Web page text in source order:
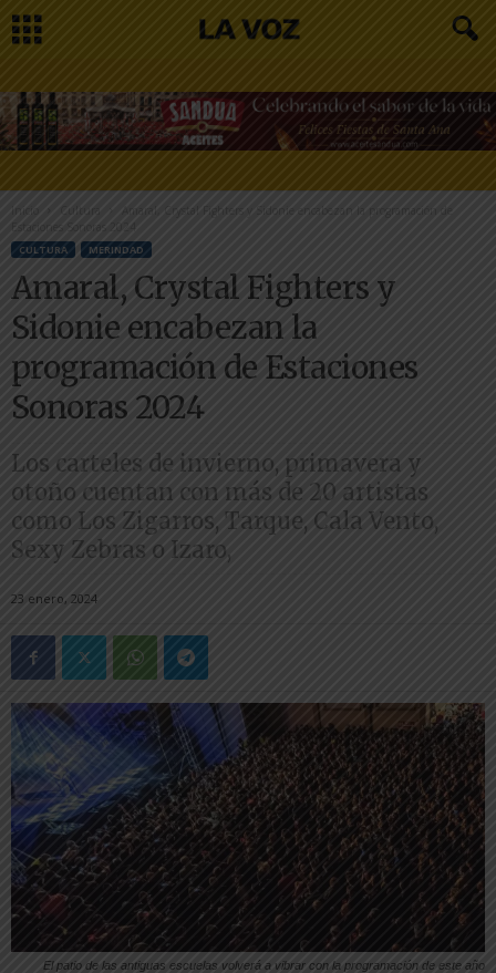
Inicio Cultura
Amaral, Crystal Fighters y Sidonie encabezan la programación de
Estaciones Sonoras 2024
CULTURA MERINDAD
Amaral, Crystal Fighters y
Sidonie encabezan la
programación de Estaciones
Sonoras 2024
Los carteles de invierno, primavera y
otoño cuentan con más de 20 artistas
como Los Zigarros, Tarque, Cala Vento,
Sexy Zebras o Izaro,
23 enero, 2024
El patio de las antiguas escuelas volverá a vibrar con la programación de este año